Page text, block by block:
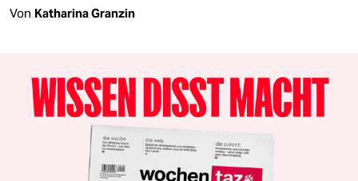
Von Katharina Granzin